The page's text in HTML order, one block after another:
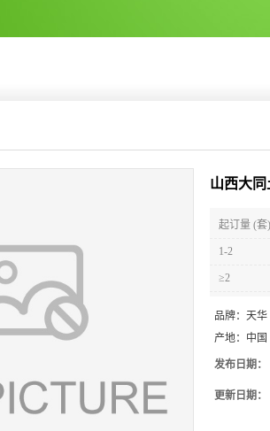
山西大
起订量 (套)
1-2
≥2
品牌： 天华
产地： 中国
发布日期：
更新日期：